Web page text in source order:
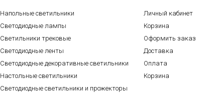
Напольные светильники
Светодиодные лампы
Светильники трековые
Светодиодные ленты
Светодиодные декоративные светильники
Настольные светильники
Светодиодные светильники и прожекторы
Личный кабинет
Корзина
Оформить заказ
Доставка
Оплата
Корзина